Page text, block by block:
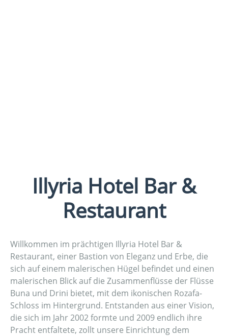
Illyria Hotel Bar &
Restaurant
Willkommen im prächtigen Illyria Hotel Bar &
Restaurant, einer Bastion von Eleganz und Erbe, die
sich auf einem malerischen Hügel befindet und einen
malerischen Blick auf die Zusammenflüsse der Flüsse
Buna und Drini bietet, mit dem ikonischen Rozafa-
Schloss im Hintergrund. Entstanden aus einer Vision,
die sich im Jahr 2002 formte und 2009 endlich ihre
Pracht entfaltete, zollt unsere Einrichtung dem